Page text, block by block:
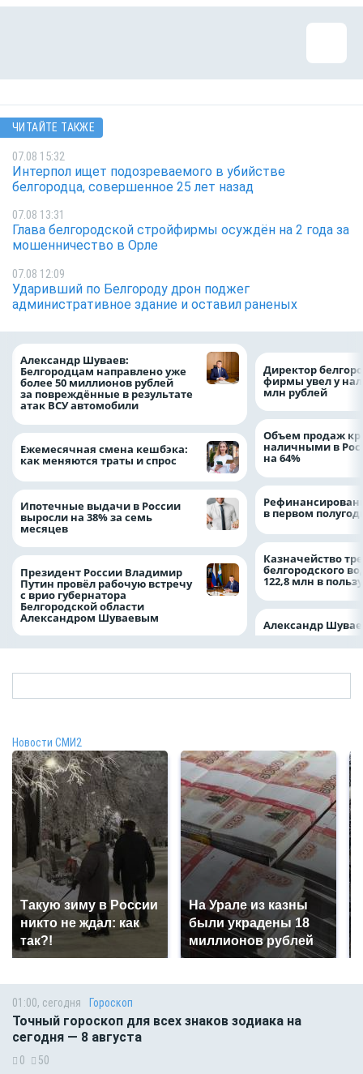
ЧИТАЙТЕ ТАКЖЕ
07.08 15:32
Интерпол ищет подозреваемого в убийстве
белгородца, совершенное 25 лет назад
07.08 13:31
Глава белгородской стройфирмы осуждён на 2 года за
мошенничество в Орле
07.08 12:09
Ударивший по Белгороду дрон поджег
административное здание и оставил раненых
Александр Шуваев:
Белгородцам направлено уже
более 50 миллионов рублей
за повреждённые в результате
атак ВСУ автомобили
Ежемесячная смена кешбэка:
как меняются траты и спрос
Ипотечные выдачи в России
выросли на 38% за семь
месяцев
Президент России Владимир
Путин провёл рабочую встречу
с врио губернатора
Белгородской области
Александром Шуваевым
Директор
фирмы увел у
млн рублей
Объем продаж
наличными в
на 64%
в первом
Казначейство
белгородского
122,8 млн в
Александр
Новости СМИ2
Такую зиму в России
никто не ждал: как
так?!
На Урале из казны
были украдены 18
миллионов рублей
01:00, сегодня Гороскоп
Точный гороскоп для всех знаков зодиака на
сегодня — 8 августа
0 50